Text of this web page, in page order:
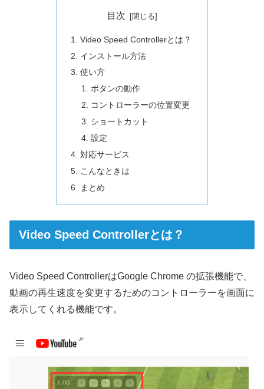
目次
Video Speed Controllerとは？
インストール方法
使い方
ボタンの動作
コントローラーの位置変更
ショートカット
設定
対応サービス
こんなときは
まとめ
Video Speed Controllerとは？
Video Speed ControllerはGoogle Chrome の拡張機能で、
動画の再生速度を変更するためのコントローラーを画面に
表示してくれる機能です。